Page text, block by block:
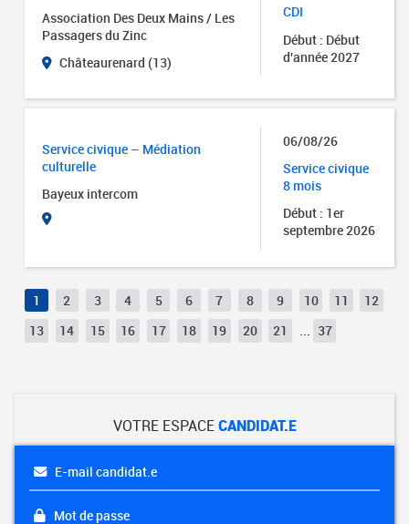
Association Des Deux Mains / Les
Passagers du Zinc
Châteaurenard (13)
CDI
Début : Début
d'année 2027
Service civique – Médiation
culturelle
Bayeux intercom
06/08/26
Service civique
8 mois
Début : 1er
septembre 2026
1 2 3 4 5 6 7 8 9 10 11
12
13
14 15 16 17 18 19 20 21 ... 37
VOTRE ESPACECANDIDAT.E
E-mail candidat.e
Mot de passe